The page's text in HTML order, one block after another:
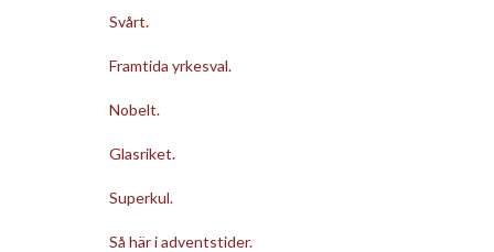
Svårt.
Framtida yrkesval.
Nobelt.
Glasriket.
Superkul.
Så här i adventstider.